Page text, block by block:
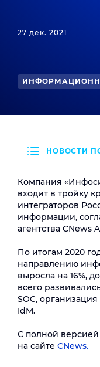
27 дек. 2021
НОВОСТИ
Компания
входит в тройку
интеграторов
информации,
агентства CNews
По итогам 2020
направлению
выросла на 16%,
всего
SOC,
IdM.
С полной
на сайте CNews.